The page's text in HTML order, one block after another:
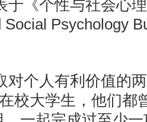
于《个性与社会心
Social Psychology
对个人有利价值的
校大学生，他们都